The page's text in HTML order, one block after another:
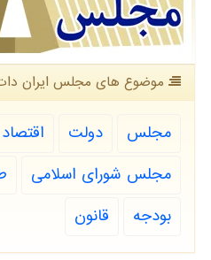
موضوع های مجلس ایران
مجلس دولت
اقتصاد
مجلس شورای اسلامی
بودجه
قانون